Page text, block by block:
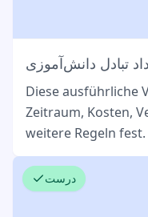
تبادل دانش‌آموزی
Diese ausführliche
Zeitraum, Kosten,
weitere Regeln fest.
درست